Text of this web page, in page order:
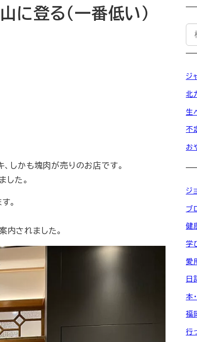
に登る（一番低い）
しかも塊肉が売りのお店です。
した。
。
内されました。
索
ジ
北
生
不
お
ジ
ブ
健
学
愛
日
本
福
行